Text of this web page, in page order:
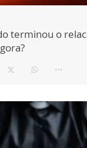
terminou o